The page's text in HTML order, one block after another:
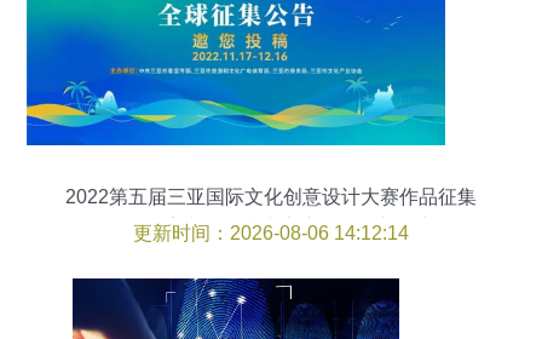
2022第五届三亚国际文化创意设计大赛作品征集
赋能数字文化创意内容应用服务新篇章
更新时间：2026-08-06 14:12:14